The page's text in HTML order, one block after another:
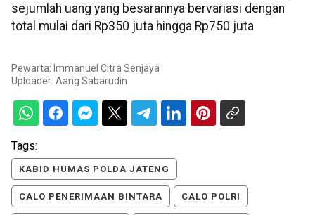
sejumlah uang yang besarannya bervariasi dengan
total mulai dari Rp350 juta hingga Rp750 juta
Pewarta: Immanuel Citra Senjaya
Uploader: Aang Sabarudin
Tags:
KABID HUMAS POLDA JATENG
CALO PENERIMAAN BINTARA CALO POLRI